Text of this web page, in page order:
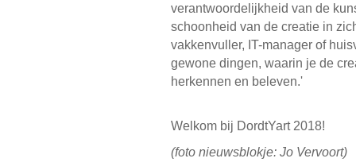
verantwoordelijkheid van de
schoonheid van de creatie in
vakkenvuller, IT-manager of
gewone dingen, waarin je de
herkennen en beleven.'
Welkom bij DordtYart 2018!
(foto nieuwsblokje: Jo Vervoort)